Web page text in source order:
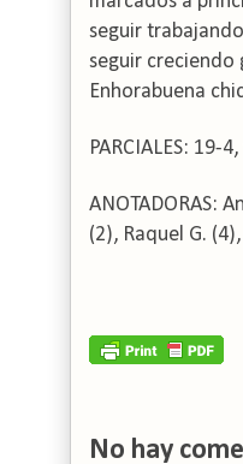
seguir
seguir creciendo
Enhorabuena
PARCIALES: 19-
ANOTADORAS:
(2), Raquel G.
No hay